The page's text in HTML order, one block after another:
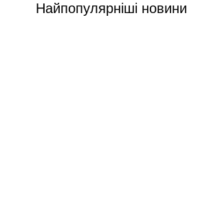
Найпопулярніші новини